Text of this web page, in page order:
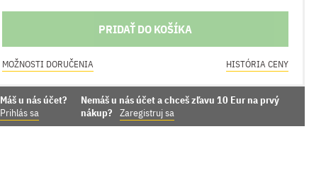
PRIDAŤ DO KOŠÍKA
MOŽNOSTI DORUČENIA HISTÓRIA CENY
Máš u nás účet?
Prihlás sa
Nemáš u nás účet a chceš zľavu 10 Eur na prvý
nákup?
Zaregistruj sa